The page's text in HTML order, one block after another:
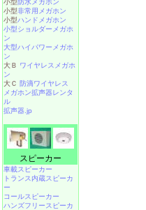
小型 防水メガホン
小型非常用メガホン
小型ハンドメガホン
小型ショルダーメガホ
ン
大型ハイパワーメガホ
ン
大Ｂ ワイヤレスメガホ
ン
大Ｃ 防滴ワイヤレス
メガホン拡声器レンタ
ル
拡声器.jp
スピーカー
車載スピーカー
トランス内蔵スピーカ
ー
コールスピーカー
ハンズフリースピーカ